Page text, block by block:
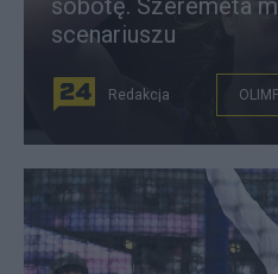
sobotę. Szeremeta
scenariuszu
Redakcja